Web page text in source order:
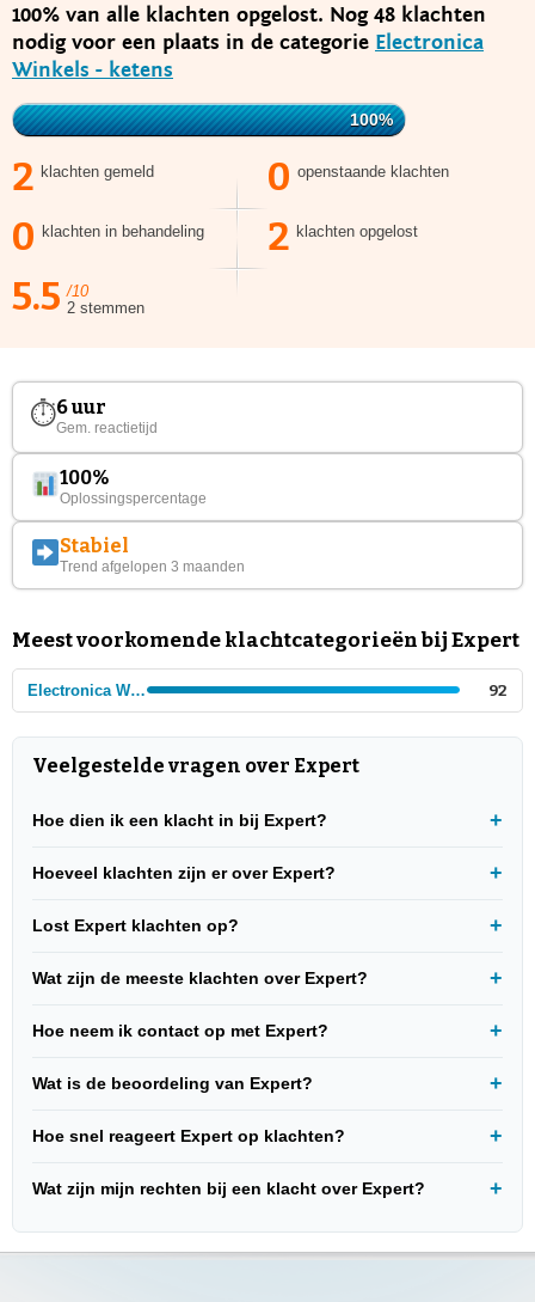
100% van alle klachten opgelost. Nog 48 klachten
nodig voor een plaats in de categorie Electronica
Winkels - ketens
100%
2 klachten gemeld 0 openstaande klachten
0 klachten in behandeling 2 klachten opgelost
5.5 /10
2 stemmen
⏱6 uur
Gem. reactietijd
100%
Oplossingspercentage
Stabiel
Trend afgelopen 3 maanden
Meest voorkomende klachtcategorieën bij Expert
Electronica Winkels - ketens 92
Veelgestelde vragen over Expert
Hoe dien ik een klacht in bij Expert?
Hoeveel klachten zijn er over Expert?
Lost Expert klachten op?
Wat zijn de meeste klachten over Expert?
Hoe neem ik contact op met Expert?
Wat is de beoordeling van Expert?
Hoe snel reageert Expert op klachten?
Wat zijn mijn rechten bij een klacht over Expert?